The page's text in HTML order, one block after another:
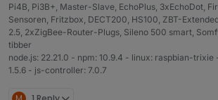
Pi4B, Pi3B+, Master-Slave, EchoPlus, 3xEchoDot,
Sensoren, Fritzbox, DECT200, HS100, ZBT-
2.5, 2xZigBee-Router-Plugs, Sileno 500 smart,
tibber
node.js: 22.21.0 - npm: 10.9.4 - linux: raspbian-trixie
1.5.6 - js-controller: 7.0.7